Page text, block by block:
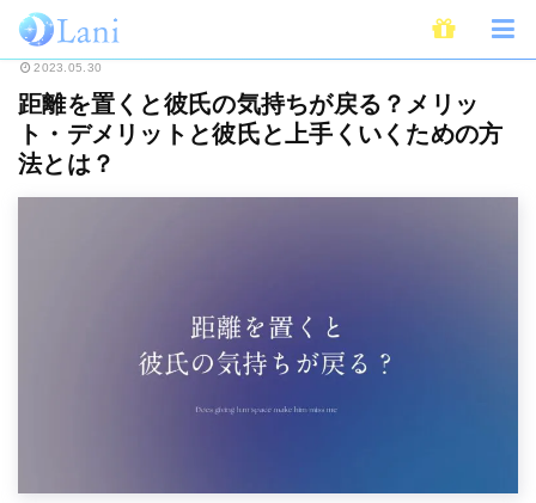
ホーム 恋愛 距離を置くと彼氏の気持ちが戻る？メリ
2023.05.30
距離を置くと彼氏の気持ちが戻る？メリッ
ト・デメリットと彼氏と上手くいくための方
法とは？